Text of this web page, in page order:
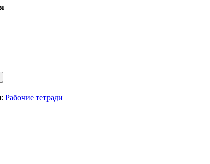
Рабочие тетради